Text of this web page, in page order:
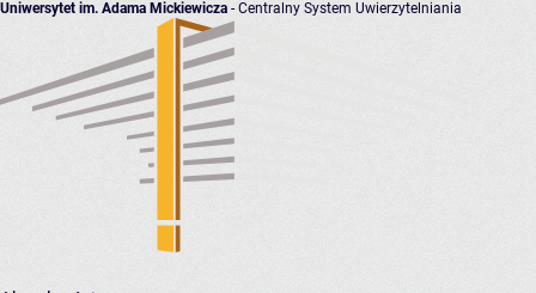
Uniwersytet im. Adama Mickiewicza - Centralny System Uwierzytelniania